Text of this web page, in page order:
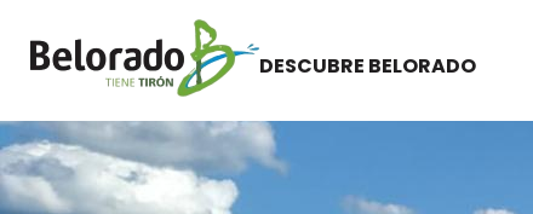
DESCUBRE BELORADO